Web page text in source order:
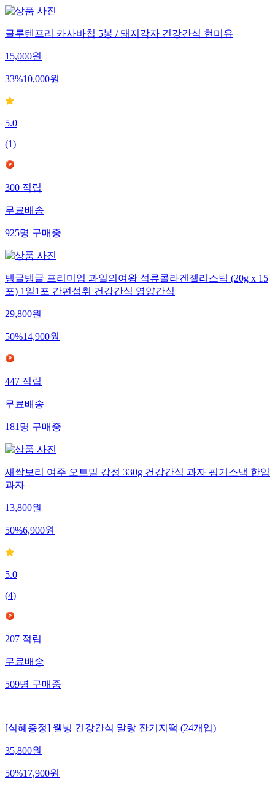
글루텐프리 카사바칩 5봉 / 돼지감자 건강간식 현미유
15,000원
33%10,000원
5.0
(1)
300적립
무료배송
925명구매중
탱글탱글 프리미엄 과일의여왕 석류콜라겐젤리스틱 (20g x 15
포) 1일1포 간편섭취 건강간식 영양간식
29,800원
50%14,900원
447적립
무료배송
181명구매중
새싹보리 여주 오트밀 강정 330g 건강간식 과자 핑거스낵 한입
과자
13,800원
50%6,900원
5.0
(4)
207적립
무료배송
509명구매중
[식혜증정] 웰빙 건강간식 말랑 잔기지떡 (24개입)
35,800원
50%17,900원